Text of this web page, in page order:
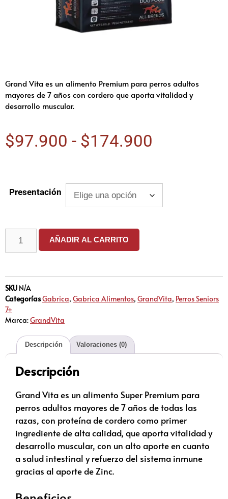
Grand Vita es un alimento Premium para perros adultos
mayores de 7 años con cordero que aporta vitalidad y
desarrollo muscular.
$97.900 - $174.900
Presentación
AÑADIR AL CARRITO
SKU N/A
CategoríasGabrica, Gabrica Alimentos, GrandVita, Perros Seniors
7+
Marca:GrandVita
Descripción Valoraciones (0)
Descripción
Grand Vita es un alimento Super Premium para
perros adultos mayores de 7 años de todas las
razas, con proteína de cordero como primer
ingrediente de alta calidad, que aporta vitalidad y
desarrollo muscular, con un alto aporte en cuanto
a salud intestinal y refuerzo del sistema inmune
gracias al aporte de Zinc.